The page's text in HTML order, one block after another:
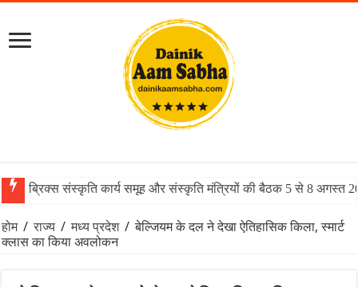
ब्रिक्स संस्कृति कार्य समूह और संस्कृति मंत्रियों की बैठक 5 से 8 अगस्त
होम / राज्य / मध्य प्रदेश / बेल्जियम के दल ने देखा ऐतिहासिक किला, स्मार्ट
क्लास का किया अवलोकन